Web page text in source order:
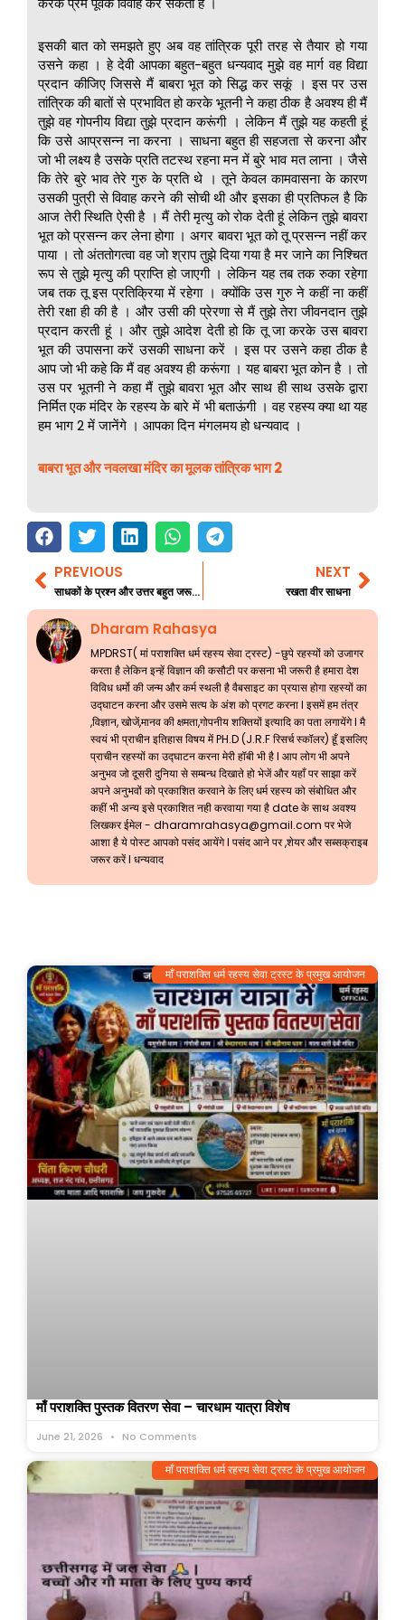
इसकी बात को समझते हुए अब वह तांत्रिक पूरी तरह से तैयार हो गया
उसने कहा । हे देवी आपका बहुत-बहुत धन्यवाद मुझे वह मार्ग वह विद्या
प्रदान कीजिए जिससे मैं बाबरा भूत को सिद्ध कर सकूं । इस पर उस
तांत्रिक की बातों से प्रभावित हो करके भूतनी ने कहा ठीक है अवश्य ही मैं
तुझे वह गोपनीय विद्या तुझे प्रदान करूंगी । लेकिन मैं तुझे यह कहती हूं
कि उसे आप्रसन्न ना करना । साधना बहुत ही सहजता से करना और
जो भी लक्ष्य है उसके प्रति तटस्थ रहना मन में बुरे भाव मत लाना । जैसे
कि तेरे बुरे भाव तेरे गुरु के प्रति थे । तूने केवल कामवासना के कारण
उसकी पुत्री से विवाह करने की सोची थी और इसका ही प्रतिफल है कि
आज तेरी स्थिति ऐसी है । मैं तेरी मृत्यु को रोक देती हूं लेकिन तुझे बावरा
भूत को प्रसन्न कर लेना होगा । अगर बावरा भूत को तू प्रसन्न नहीं कर
पाया । तो अंततोगत्वा वह जो श्राप तुझे दिया गया है मर जाने का निश्चित
रूप से तुझे मृत्यु की प्राप्ति हो जाएगी । लेकिन यह तब तक रुका रहेगा
जब तक तू इस प्रतिक्रिया में रहेगा । क्योंकि उस गुरु ने कहीं ना कहीं
तेरी रक्षा ही की है । और उसी की प्रेरणा से मैं तुझे तेरा जीवनदान तुझे
प्रदान करती हूं । और तुझे आदेश देती हो कि तू जा करके उस बावरा
भूत की उपासना करें उसकी साधना करें । इस पर उसने कहा ठीक है
आप जो भी कहे कि मैं वह अवश्य ही करूंगा । यह बाबरा भूत कोन है । तो
उस पर भूतनी ने कहा मैं तुझे बावरा भूत और साथ ही साथ उसके द्वारा
निर्मित एक मंदिर के रहस्य के बारे में भी बताऊंगी । वह रहस्य क्या था यह
हम भाग 2 में जानेंगे । आपका दिन मंगलमय हो धन्यवाद ।
बाबरा भूत और नवलखा मंदिर का मूलक तांत्रिक भाग 2
Prev
PREVIOUS
साधकों के प्रश्न और उत्तर बहुत जरूरी जानकारी 103
NEXT
रखता वीर साधना
Dharam Rahasya
MPDRST( मां पराशक्ति धर्म रहस्य सेवा ट्रस्ट) -छुपे रहस्यों को उजागर
करता है लेकिन इन्हें विज्ञान की कसौटी पर कसना भी जरूरी है हमारा देश
विविध धर्मो की जन्म और कर्म स्थली है वैबसाइट का प्रयास होगा रहस्यों का
उद्घाटन करना और उसमे सत्य के अंश को प्रगट करना l इसमें हम तंत्र
,विज्ञान, खोजें,मानव की क्षमता,गोपनीय शक्तियों इत्यादि का पता लगायेंगे l मै
स्वयं भी प्राचीन इतिहास विषय में PH.D (J.R.F रिसर्च स्कॉलर) हूँ इसलिए
प्राचीन रहस्यों का उद्घाटन करना मेरी हॉबी भी है l आप लोग भी अपने
अनुभव जो दूसरी दुनिया से सम्बन्ध दिखाते हो भेजें और यहाँ पर साझा करें
अपने अनुभवों को प्रकाशित करवाने के लिए धर्म रहस्य को संबोधित और
कहीं भी अन्य इसे प्रकाशित नही करवाया गया है date के साथ अवश्य
लिखकर ईमेल - dharamrahasya@gmail.com पर भेजे
आशा है ये पोस्ट आपको पसंद आयेंगे l पसंद आने पर ,शेयर और सब्सक्राइब
जरूर करें l धन्यवाद
माँ पराशक्ति धर्म रहस्य सेवा ट्रस्ट के प्रमुख आयोजन
माँ पराशक्ति पुस्तक वितरण सेवा – चारधाम यात्रा विशेष
June 21, 2026 No Comments
माँ पराशक्ति धर्म रहस्य सेवा ट्रस्ट के प्रमुख आयोजन